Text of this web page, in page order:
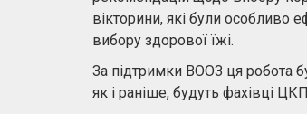
вікторини, які були особливо
вибору здорової їжі.
За підтримки ВООЗ ця робота
як і раніше, будуть фахівці